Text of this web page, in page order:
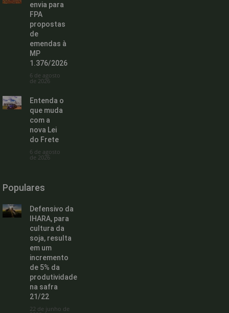
envia para
FPA
propostas
de
emendas à
MP
1.376/2026
6 de agosto
de 2026
Entenda o
que muda
com a
nova Lei
do Frete
6 de agosto
de 2026
Populares
Defensivo da
IHARA, para
cultura da
soja, resulta
em um
incremento
de 5% da
produtividade
na safra
21/22
22 de junho de